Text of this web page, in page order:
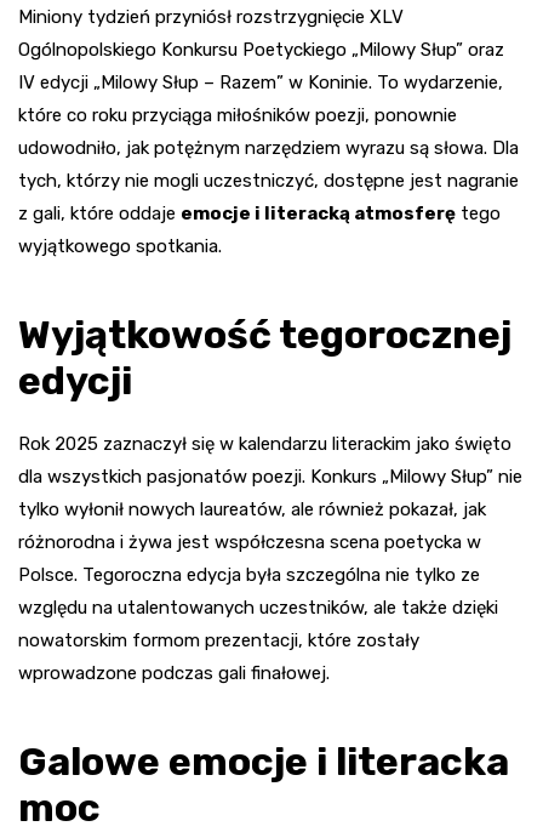
Miniony tydzień przyniósł rozstrzygnięcie XLV
Ogólnopolskiego Konkursu Poetyckiego „Milowy Słup” oraz
IV edycji „Milowy Słup – Razem” w Koninie. To wydarzenie,
które co roku przyciąga miłośników poezji, ponownie
udowodniło, jak potężnym narzędziem wyrazu są słowa. Dla
tych, którzy nie mogli uczestniczyć, dostępne jest nagranie
z gali, które oddaje emocje i literacką atmosferę tego
wyjątkowego spotkania.
Wyjątkowość tegorocznej
edycji
Rok 2025 zaznaczył się w kalendarzu literackim jako święto
dla wszystkich pasjonatów poezji. Konkurs „Milowy Słup” nie
tylko wyłonił nowych laureatów, ale również pokazał, jak
różnorodna i żywa jest współczesna scena poetycka w
Polsce. Tegoroczna edycja była szczególna nie tylko ze
względu na utalentowanych uczestników, ale także dzięki
nowatorskim formom prezentacji, które zostały
wprowadzone podczas gali finałowej.
Galowe emocje i literacka
moc